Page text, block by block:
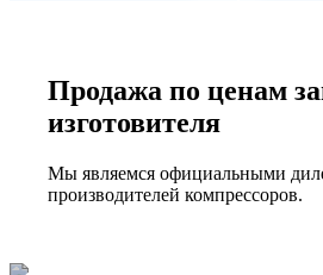
Продажа по ценам
изготовителя
Мы являемся официальными
производителей компрессоров.